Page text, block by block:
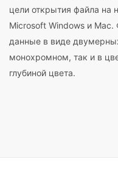
цели открытия файла на
Microsoft Windows и
данные в виде
монохромном, так и в
глубиной цвета.